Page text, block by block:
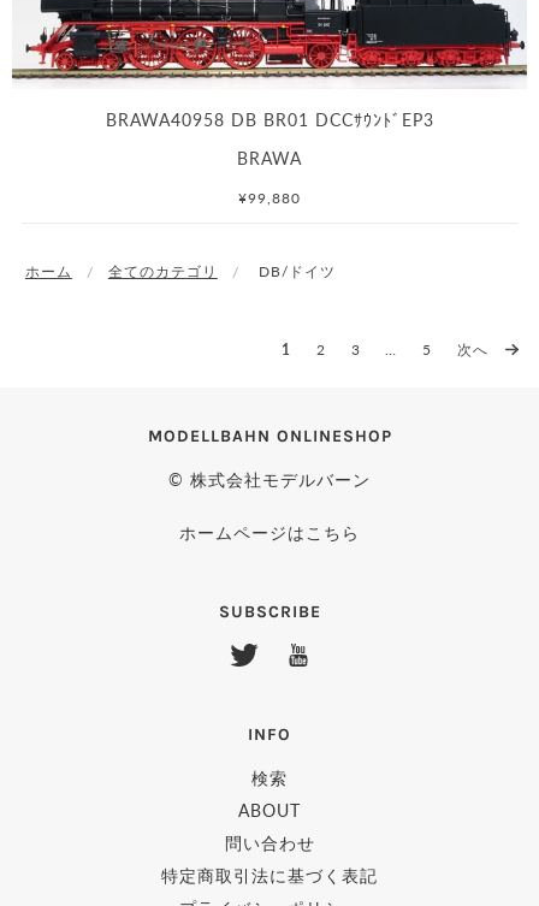
BRAWA40958 DB BR01 DCCｻｳﾝﾄﾞEP3
BRAWA
¥99,880
ホーム 全てのカテゴリ DB/ドイツ
1 2 3 5 次へ
MODELLBAHN ONLINESHOP
© 株式会社モデルバーン
ホームページはこちら
SUBSCRIBE
INFO
検索
ABOUT
問い合わせ
特定商取引法に基づく表記